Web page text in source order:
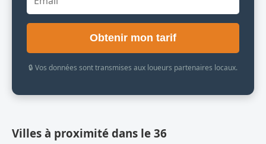
Obtenir mon tarif
🔒 Vos données sont transmises aux loueurs partenaires locaux.
Villes à proximité dans le 36